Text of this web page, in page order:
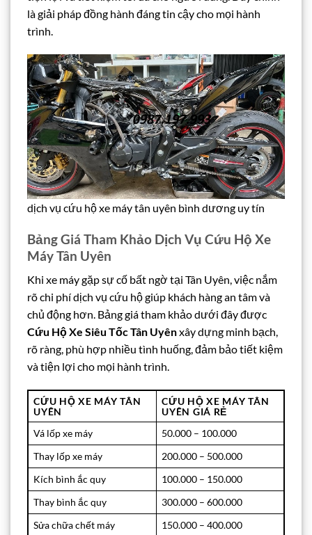
là giải pháp đồng hành đáng tin cậy cho mọi hành
trình.
dịch vụ cứu hộ xe máy tân uyên bình dương uy tín
Bảng Giá Tham Khảo Dịch Vụ Cứu Hộ Xe
Máy Tân Uyên
Khi xe máy gặp sự cố bất ngờ tại Tân Uyên, việc nắm
rõ chi phí dịch vụ cứu hộ giúp khách hàng an tâm và
chủ động hơn. Bảng giá tham khảo dưới đây được
Cứu Hộ Xe Siêu Tốc Tân Uyênxây dựng minh bạch,
rõ ràng, phù hợp nhiều tình huống, đảm bảo tiết kiệm
và tiện lợi cho mọi hành trình.
CỨU HỘ XE MÁY TÂN
UYÊN
CỨU HỘ XE MÁY TÂN
UYÊN GIÁ RẺ
Vá lốp xe máy
50.000 – 100.000
Thay lốp xe máy
200.000 – 500.000
Kích bình ắc quy
100.000 – 150.000
Thay bình ắc quy
300.000 – 600.000
Sửa chữa chết máy
150.000 – 400.000